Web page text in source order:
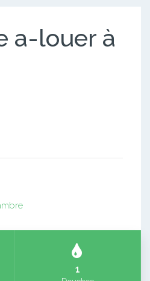
a-louer à
1